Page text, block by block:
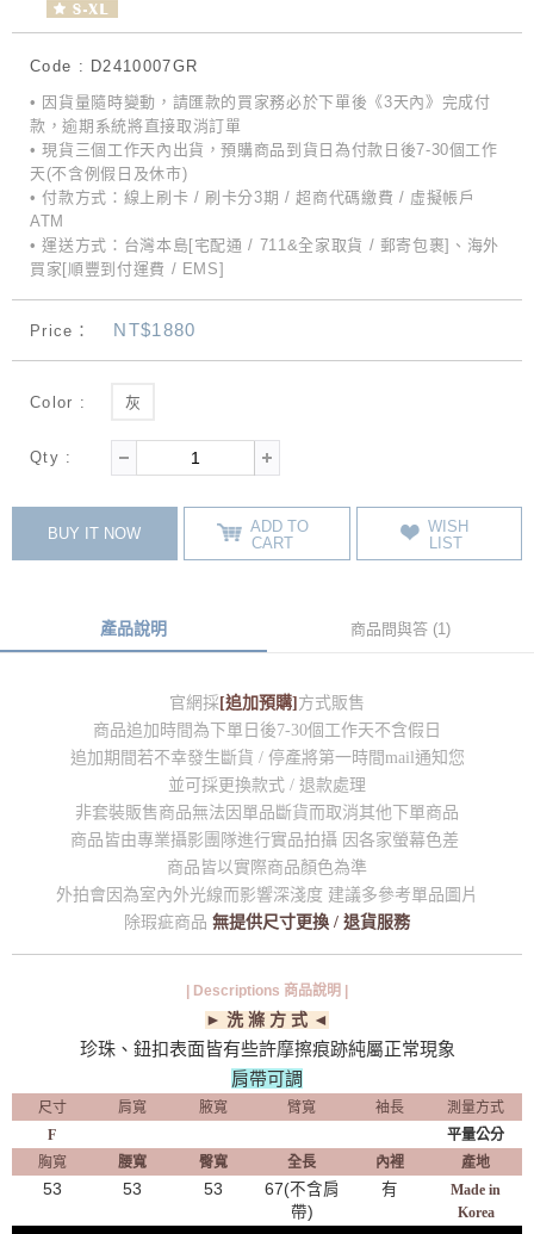
Code : D2410007GR
• 因貨量隨時變動，請匯款的買家務必於下單後《3天內》完成付
款，逾期系統將直接取消訂單
• 現貨三個工作天內出貨，預購商品到貨日為付款日後7-30個工作
天(不含例假日及休市)
• 付款方式：線上刷卡 / 刷卡分3期 / 超商代碼繳費 / 虛擬帳戶
ATM
• 運送方式：台灣本島[宅配通 / 711&全家取貨 / 郵寄包裹]、海外
買家[順豐到付運費 / EMS]
Price： NT$1880
Color : 灰
Qty :
BUY IT NOW
ADD TO
CART
WISH
LIST
產品說明 商品問與答 (1)
官網採 [追加預購] 方式販售
商品追加時間為下單日後7-30個工作天不含假日
追加期間若不幸發生斷貨 / 停產將第一時間mail通知您
並可採更換款式 / 退款處理
非套裝販售商品無法因單品斷貨而取消其他下單商品
商品皆由專業攝影團隊進行實品拍攝 因各家螢幕色差
商品皆以實際商品顏色為準
外拍會因為室內外光線而影響深淺度 建議多參考單品圖片
除瑕疵商品 無提供尺寸更換 / 退貨服務
| Descriptions 商品說明 |
► 洗 滌 方 式 ◄
珍珠、鈕扣表面皆有些許摩擦痕跡純屬正常現象
肩帶可調
尺寸 肩寬 腋寬 臂寬 袖長
測量方式
F
平量公分
胸寬
腰寬 臀寬 全長 內裡 產地
53 53 53
67(不含肩
帶)
有
Made in
Korea